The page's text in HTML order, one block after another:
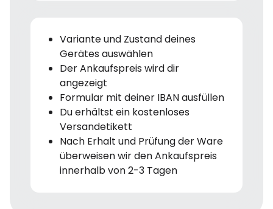
Variante und Zustand deines
Gerätes auswählen
Der Ankaufspreis wird dir
angezeigt
Formular mit deiner IBAN ausfüllen
Du erhältst ein kostenloses
Versandetikett
Nach Erhalt und Prüfung der Ware
überweisen wir den Ankaufspreis
innerhalb von 2-3 Tagen